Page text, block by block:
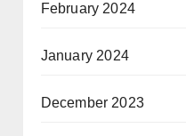
February 2024
January 2024
December 2023